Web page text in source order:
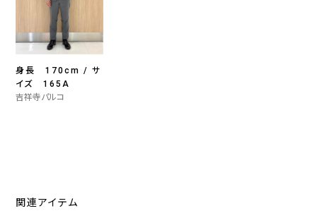
身長 170cm / サ
イズ 165A
吉祥寺パルコ
関連アイテム